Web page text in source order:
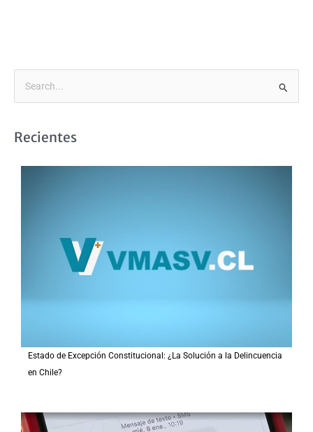
cRecientes
Estado de Excepción Constitucional: ¿La Solución a la Delincuencia
en Chile?